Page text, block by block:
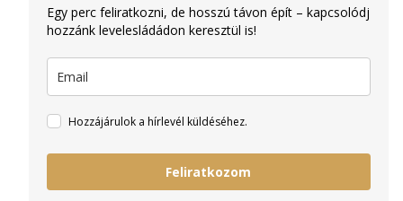
Egy perc feliratkozni, de hosszú távon épít – kapcsolódj
hozzánk levelesládádon keresztül is!
Hozzájárulok a hírlevél küldéséhez.
Feliratkozom